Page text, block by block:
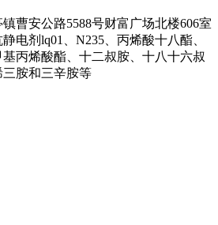
镇曹安公路5588号财富广场北楼606室
电剂lq01、N235、丙烯酸十八酯、
丙烯酸酯、十二叔胺、十八十六叔
胺和三辛胺等